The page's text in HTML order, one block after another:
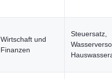
Wirtschaft und
Finanzen
Steuersatz,